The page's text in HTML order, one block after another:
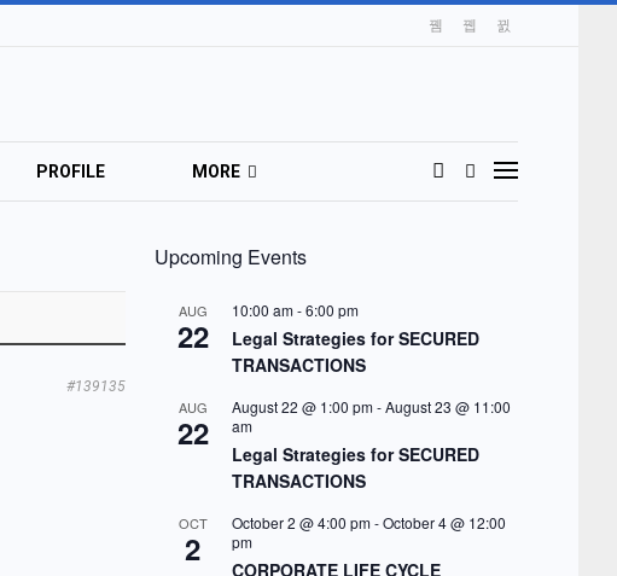
PROFILE MORE
#139135
Upcoming Events
AUG
22
10:00 am-6:00 pm
Legal Strategies for SECURED
TRANSACTIONS
AUG
22
August 22 @ 1:00 pm-August 23 @ 11:00
am
Legal Strategies for SECURED
TRANSACTIONS
OCT
2
October 2 @ 4:00 pm-October 4 @ 12:00
pm
CORPORATE LIFE CYCLE